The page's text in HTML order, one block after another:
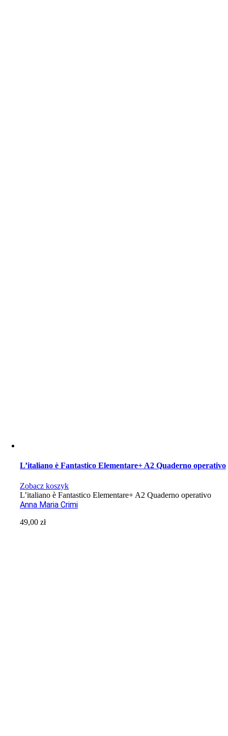
L’italiano è Fantastico Elementare+ A2 Quaderno operativo
Zobacz koszyk
L’italiano è Fantastico Elementare+ A2 Quaderno operativo
Anna Maria Crimi
49,00zł